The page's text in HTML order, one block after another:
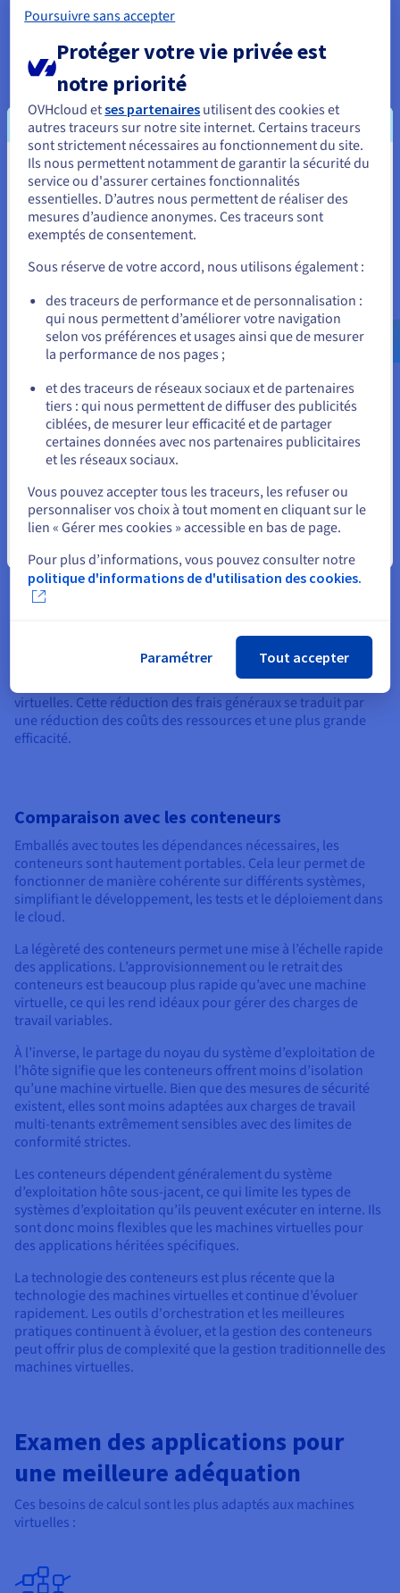
Quelle option est la meilleure ?
Les machines virtuelles offrent de solides qualités d’isolation,
mais sont gourmandes en ressources. Cependant, parce que
chaque machine virtuelle exécute un système d'exploitation
complet et distinct, les machines virtuelles fournissent
l'isolation la plus importante. Cela protège le code des conflits
et assure la sécurité des charges de travail hautement
sensibles ou soumises à des exigences de conformité strictes.
Inversement, les conteneurs peuvent gagner en efficacité en
proposant une version allégée.
Avantages et inconvénients des machines
virtuelles
Les machines virtuelles sont une technologie bien établie avec
une multitude d'outils de gestion, d'options de support et un
historique de performances fiables, ce qui les rend plus
traditionnels.
La simulation d'un système informatique entier au sein de
chaque machine virtuelle consomme des ressources CPU,
mémoire et stockage considérables. Cela peut limiter le
physique, augmentant ainsi les coûts.
Le démarrage d'un système d'exploitation entièrement
rapport aux conteneurs. Cela rend les machines virtuelles
moins adaptées aux situations nécessitant un déploiement
rapide et une augmentation ou une diminution des services.
En comparaison, les conteneurs partagent le noyau du
système d’exploitation de la machine hôte, ce qui les rend
extrêmement rapides à démarrer (en quelques secondes, en
fait) et considérablement plus petits que les machines
virtuelles. Cette réduction des frais généraux se traduit par
une réduction des coûts des ressources et une plus grande
efficacité.
Comparaison avec les conteneurs
Emballés avec toutes les dépendances nécessaires, les
conteneurs sont hautement portables. Cela leur permet de
fonctionner de manière cohérente sur différents systèmes,
simplifiant le développement, les tests et le déploiement dans
le cloud.
La légèreté des conteneurs permet une mise à l’échelle rapide
des applications. L’approvisionnement ou le retrait des
conteneurs est beaucoup plus rapide qu’avec une machine
virtuelle, ce qui les rend idéaux pour gérer des charges de
travail variables.
À l’inverse, le partage du noyau du système d’exploitation de
l’hôte signifie que les conteneurs offrent moins d’isolation
qu’une machine virtuelle. Bien que des mesures de sécurité
existent, elles sont moins adaptées aux charges de travail
multi-tenants extrêmement sensibles avec des limites de
conformité strictes.
Les conteneurs dépendent généralement du système
d’exploitation hôte sous-jacent, ce qui limite les types de
systèmes d’exploitation qu’ils peuvent exécuter en interne. Ils
sont donc moins flexibles que les machines virtuelles pour
des applications héritées spécifiques.
La technologie des conteneurs est plus récente que la
technologie des machines virtuelles et continue d’évoluer
rapidement. Les outils d'orchestration et les meilleures
pratiques continuent à évoluer, et la gestion des conteneurs
peut offrir plus de complexité que la gestion traditionnelle des
machines virtuelles.
Examen des applications pour
une meilleure adéquation
Ces besoins de calcul sont les plus adaptés aux machines
virtuelles :
Vous semblez être localisé en États-
Unis.
Pour commander, rendez-vous sur le site de votre pays (États-
Allez sur le site États-Unis
us.ovhcloud.com/
Anglais USD - $
ou
Rester sur le site actuel
Sélectionner un autre site web
Poursuivre sans accepter
Protéger votre vie privée est
notre priorité
OVHcloud etses partenaires utilisent des cookies et
autres traceurs sur notre site internet. Certains traceurs
sont strictement nécessaires au fonctionnement du site.
Ils nous permettent notamment de garantir la sécurité du
service ou d'assurer certaines fonctionnalités
essentielles. D’autres nous permettent de réaliser des
mesures d’audience anonymes. Ces traceurs sont
exemptés de consentement.
Sous réserve de votre accord, nous utilisons également :
des traceurs de performance et de personnalisation :
qui nous permettent d’améliorer votre navigation
selon vos préférences et usages ainsi que de mesurer
la performance de nos pages ;
et des traceurs de réseaux sociaux et de partenaires
tiers : qui nous permettent de diffuser des publicités
ciblées, de mesurer leur efficacité et de partager
certaines données avec nos partenaires publicitaires
et les réseaux sociaux.
Vous pouvez accepter tous les traceurs, les refuser ou
personnaliser vos choix à tout moment en cliquant sur le
lien « Gérer mes cookies » accessible en bas de page.
Pour plus d’informations, vous pouvez consulter notre
politique d'informations de d'utilisation des cookies.
Paramétrer Tout accepter